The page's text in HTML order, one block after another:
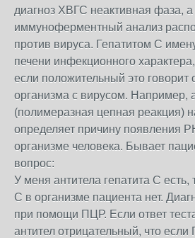
диагноз ХВГС неактивная фаза, а
иммуноферментный анализ
против вируса. Гепатитом С
печени инфекционного характера,
если положительный это говорит
организма с вирусом. Например,
(полимеразная цепная реакция)
определяет причину появления
организме человека. Бывает
вопрос:
У меня антитела гепатита С есть,
С в организме пациента нет.
при помощи ПЦР. Если ответ
антител отрицательный, что